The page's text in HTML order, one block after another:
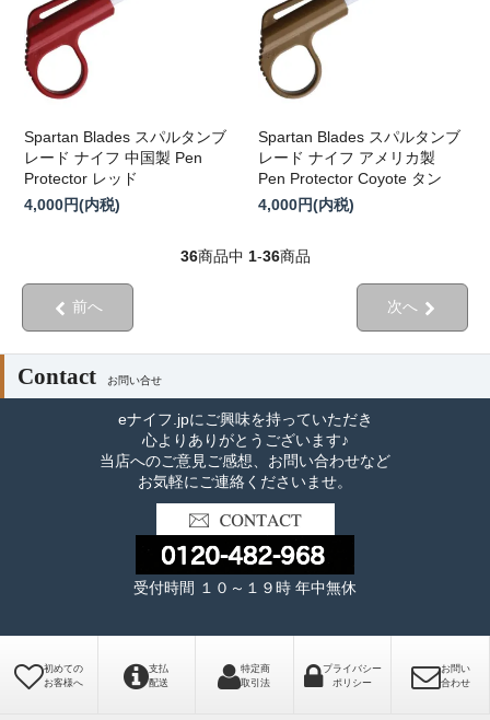
Spartan Blades スパルタンブ
レード ナイフ 中国製 Pen
Protector レッド
4,000円(内税)
Spartan Blades スパルタンブ
レード ナイフ アメリカ製
Pen Protector Coyote タン
4,000円(内税)
36商品中 1-36商品
前へ 次へ
Contact お問い合せ
eナイフ.jpにご興味を持っていただき
心よりありがとうございます♪
当店へのご意見ご感想、お問い合わせなど
お気軽にご連絡くださいませ。
受付時間 １０～１９時 年中無休
初めての
お客様へ
支払
配送
特定商
取引法
プライバシー
ポリシー
お問い
合わせ